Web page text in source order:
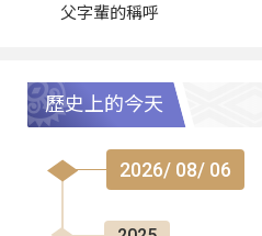
父字輩的稱呼
歷史上的今天
2026/ 08/ 06